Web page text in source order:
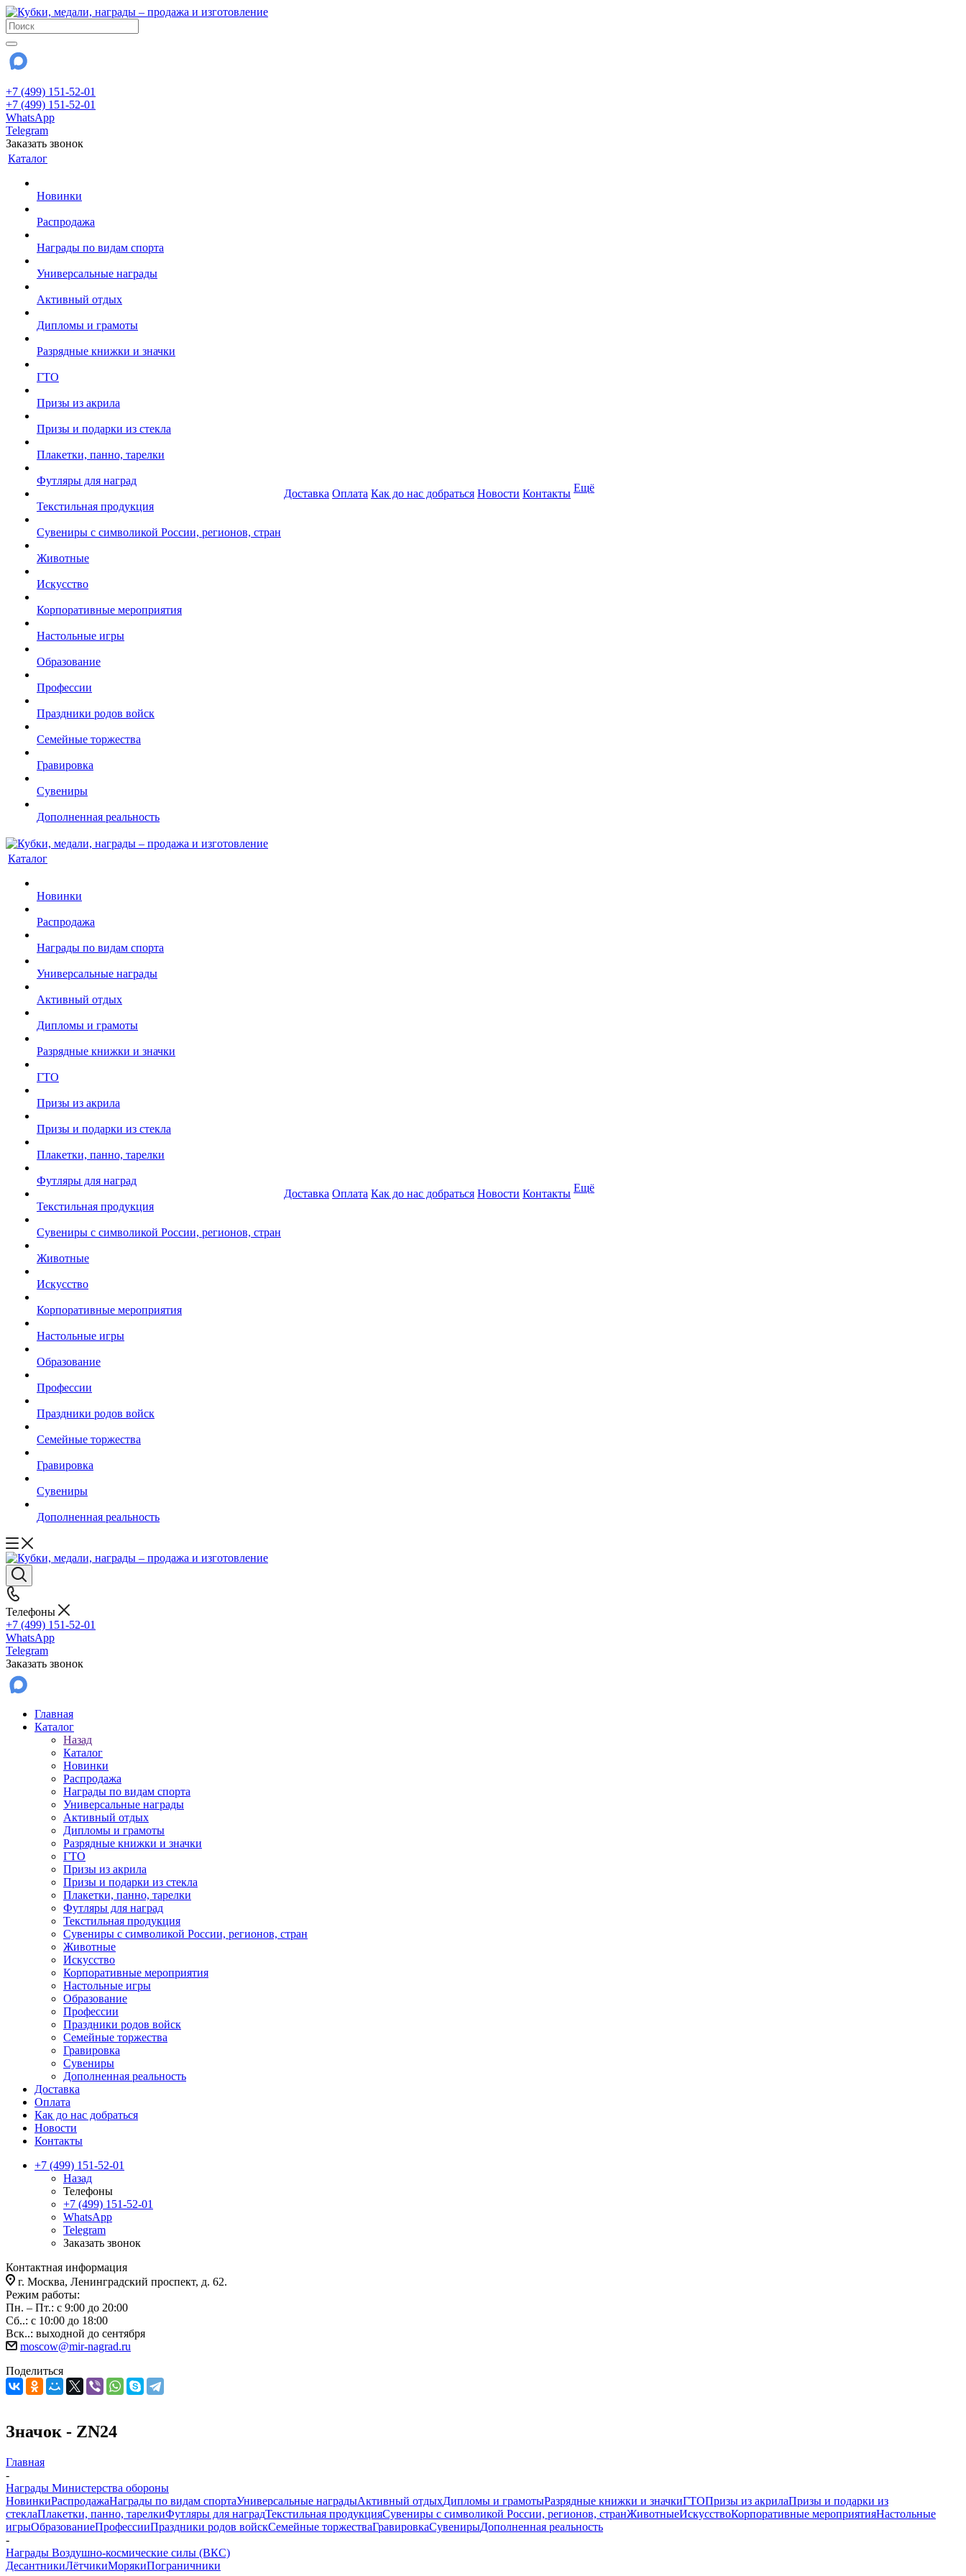
+7 (499) 151-52-01
+7 (499) 151-52-01
WhatsApp
Telegram
Заказать звонок
Каталог
Новинки
Распродажа
Награды по видам спорта
Универсальные награды
Активный отдых
Дипломы и грамоты
Разрядные книжки и значки
ГТО
Призы из акрила
Призы и подарки из стекла
Плакетки, панно, тарелки
Футляры для наград
Текстильная продукция
Сувениры с символикой России, регионов, стран
Животные
Искусство
Корпоративные мероприятия
Настольные игры
Образование
Профессии
Праздники родов войск
Семейные торжества
Гравировка
Сувениры
Дополненная реальность
Доставка Оплата Как до нас добраться Новости Контакты Ещё
Каталог
Новинки
Распродажа
Награды по видам спорта
Универсальные награды
Активный отдых
Дипломы и грамоты
Разрядные книжки и значки
ГТО
Призы из акрила
Призы и подарки из стекла
Плакетки, панно, тарелки
Футляры для наград
Текстильная продукция
Сувениры с символикой России, регионов, стран
Животные
Искусство
Корпоративные мероприятия
Настольные игры
Образование
Профессии
Праздники родов войск
Семейные торжества
Гравировка
Сувениры
Дополненная реальность
Доставка Оплата Как до нас добраться Новости Контакты Ещё
Телефоны
+7 (499) 151-52-01
WhatsApp
Telegram
Заказать звонок
Главная
Каталог
Назад
Каталог
Новинки
Распродажа
Награды по видам спорта
Универсальные награды
Активный отдых
Дипломы и грамоты
Разрядные книжки и значки
ГТО
Призы из акрила
Призы и подарки из стекла
Плакетки, панно, тарелки
Футляры для наград
Текстильная продукция
Сувениры с символикой России, регионов, стран
Животные
Искусство
Корпоративные мероприятия
Настольные игры
Образование
Профессии
Праздники родов войск
Семейные торжества
Гравировка
Сувениры
Дополненная реальность
Доставка
Оплата
Как до нас добраться
Новости
Контакты
+7 (499) 151-52-01
Назад
Телефоны
+7 (499) 151-52-01
WhatsApp
Telegram
Заказать звонок
Контактная информация
г. Москва, Ленинградский проспект, д. 62.
Режим работы:
Пн. – Пт.: с 9:00 до 20:00
Сб..: с 10:00 до 18:00
Вск..: выходной до сентября
moscow@mir-nagrad.ru
Поделиться
Значок - ZN24
Главная
-
Награды Министерства обороны
НовинкиРаспродажаНаграды по видам спортаУниверсальные наградыАктивный отдыхДипломы и грамотыРазрядные книжки и значкиГТОПризы из акрилаПризы и подарки из
стеклаПлакетки, панно, тарелкиФутляры для наградТекстильная продукцияСувениры с символикой России, регионов, странЖивотныеИскусствоКорпоративные мероприятияНастольные
игрыОбразованиеПрофессииПраздники родов войскСемейные торжестваГравировкаСувенирыДополненная реальность
-
Награды Воздушно-космические силы (ВКС)
ДесантникиЛётчикиМорякиПограничники